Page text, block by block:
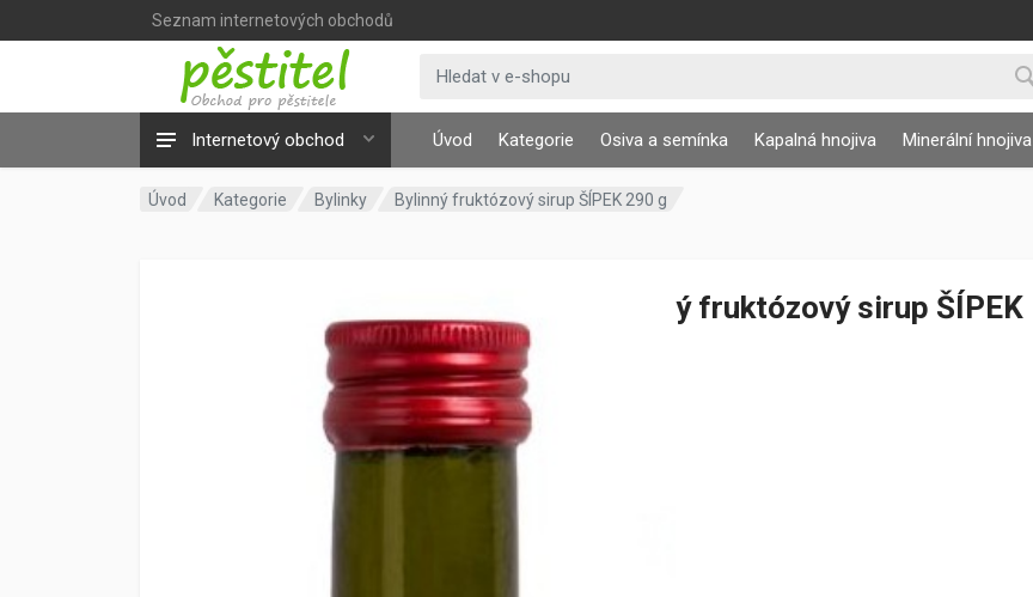
Seznam internetových obchodů
Internetový obchod Úvod Kategorie Osiva a semínka Kapalná hnojiva Minerální hnojiva
Úvod Kategorie Bylinky Bylinný fruktózový sirup ŠÍPEK 290 g
Bylinný fruktózový sirup ŠÍPEK